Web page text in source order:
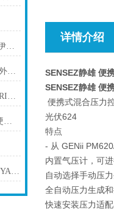
R800 分光比色计/密度计 ihara伊原电子
池田屋精品！坂口PH-100远红外陶瓷板式加热器技术参数
精品现货简易水质测定器KYORITSURIKA共立理化WAK-NO3
田屋精品！松泽RIA电动洛氏硬度计技术参数
B-72WJ电镀测试仪螺旋应力计YAMAMOTO-MS 山本鍍金
详情介绍
SENSEZ静雄 便
SENSEZ静雄 便
便携式混合压
光伏624
特点
- 从 GENii
内置气压计，可
自动选择手动压
全自动压力生成
快速安装压力适